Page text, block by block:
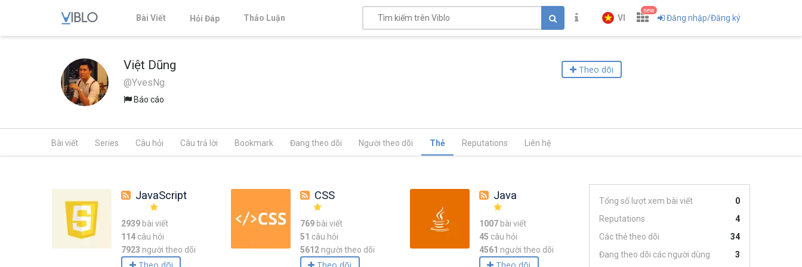
Bài Viết Hỏi Đáp Thảo Luận VI
new
Đăng nhập/Đăng ký
Việt Dũng
@YvesNg
Báo cáo
Theo dõi
Bài viết Series Câu hỏi Câu trả lời Bookmark Đang theo dõi Người theo dõi Thẻ Reputations Liên hệ
JavaScript
2939 bài viết
114 câu hỏi
7923 người theo dõi
CSS
769bài viết
51 câu hỏi
5612 người theo dõi
Java
1007bài viết
45 câu hỏi
4561 người theo dõi
Tổng số lượt xem bài viết
0
Reputations
4
Các thẻ theo dõi
34
Đang theo dõi các người dùng
3